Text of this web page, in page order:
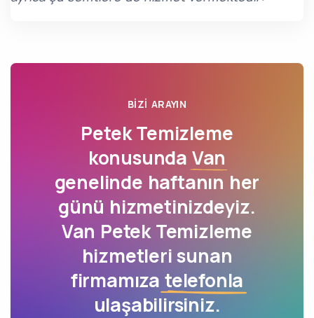
BIZI ARAYIN
Petek Temizleme
konusunda Van
genelinde haftanın her
günü hizmetinizdeyiz.
Van Petek Temizleme
hizmetleri sunan
firmamıza telefonla
ulaşabilirsiniz.